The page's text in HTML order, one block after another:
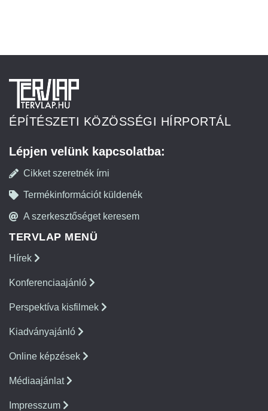
ÉPÍTÉSZETI KÖZÖSSÉGI HÍRPORTÁL
Lépjen velünk kapcsolatba:
Cikket szeretnék írni
Termékinformációt küldenék
A szerkesztőséget keresem
TERVLAP MENÜ
Hírek
Konferenciaajánló
Perspektíva kisfilmek
Kiadványajánló
Online képzések
Médiaajánlat
Impresszum